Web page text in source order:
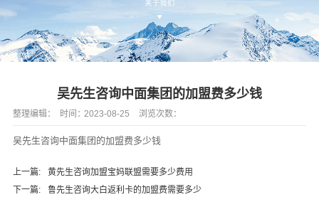
吴先生咨询中面集团的加盟费多少钱
整理编辑： 时间：2023-08-25 浏览次数：
吴先生咨询中面集团的加盟费多少钱
上一篇:
黄先生咨询加盟宝妈联盟需要多少费用
下一篇:
鲁先生咨询大白返利卡的加盟费需要多少